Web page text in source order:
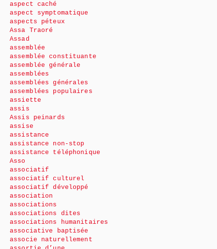
aspect caché
aspect symptomatique
aspects péteux
Assa Traoré
Assad
assemblée
assemblée constituante
assemblée générale
assemblées
assemblées générales
assemblées populaires
assiette
assis
Assis peinards
assise
assistance
assistance non-stop
assistance téléphonique
Asso
associatif
associatif culturel
associatif développé
association
associations
associations dites
associations humanitaires
associative baptisée
associe naturellement